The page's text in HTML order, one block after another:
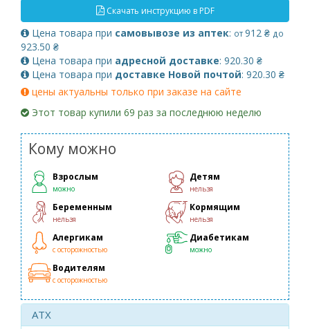
Скачать инструкцию в PDF
Цена товара при самовывозе из аптек: от912 ₴ до
923.50 ₴
Цена товара при адресной доставке: 920.30 ₴
Цена товара при доставке Новой почтой: 920.30 ₴
цены актуальны только при заказе на сайте
Этот товар купили 69 раз за последнюю неделю
Кому можно
Взрослым
можно
Детям
нельзя
Беременным
нельзя
Кормящим
нельзя
Алергикам
с осторожностью
Диабетикам
можно
Водителям
с осторожностью
ATX